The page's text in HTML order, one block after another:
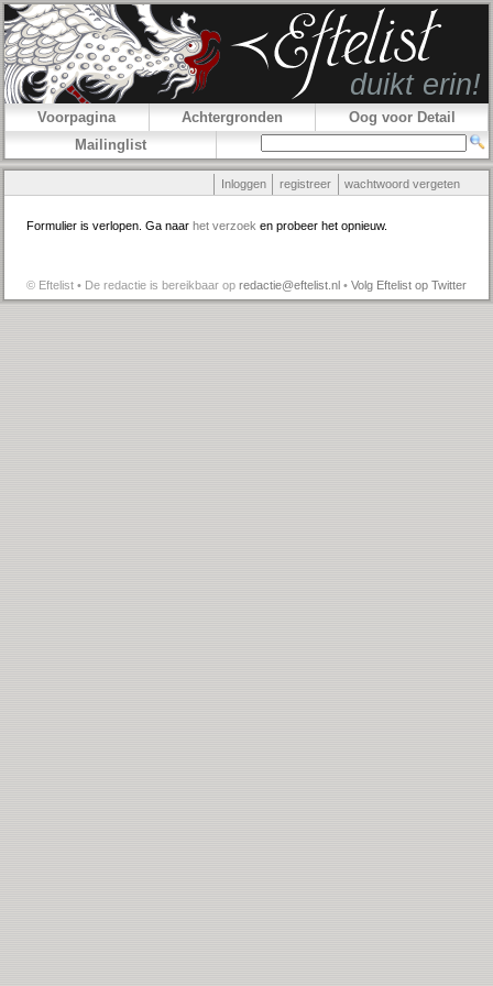
Voorpagina Achtergronden
Oog voor Detail
Mailinglist
Inloggen registreer wachtwoord vergeten
Formulier is verlopen. Ga naar het verzoek en probeer het opnieuw.
© Eftelist • De redactie is bereikbaar op redactie@eftelist.nl • Volg Eftelist op Twitter